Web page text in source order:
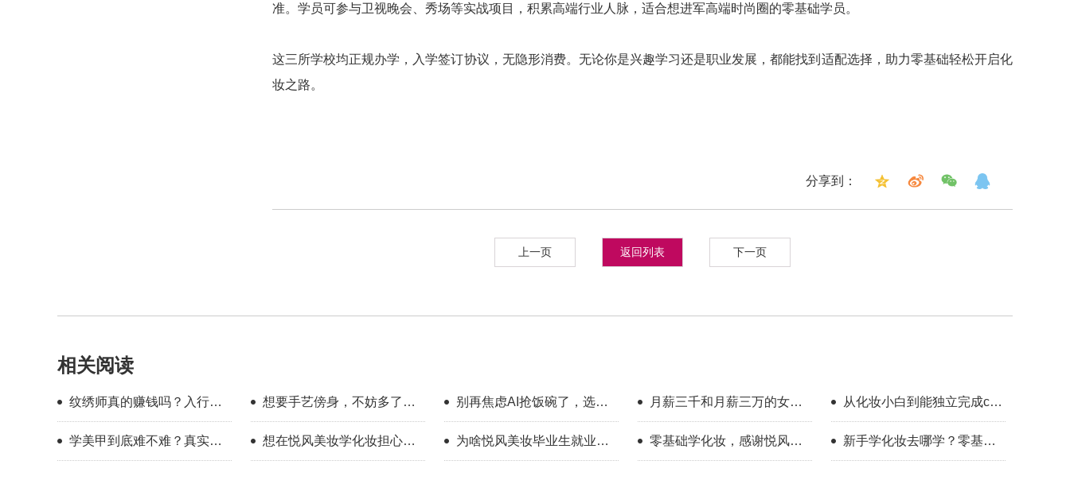
准。学员可参与卫视晚会、秀场等实战项目，积累高端行业人脉，适合想进军高端时尚圈的零基础学员。
这三所学校均正规办学，入学签订协议，无隐形消费。无论你是兴趣学习还是职业发展，都能找到适配选择，助力零基础轻松开启化
妆之路。
分享到：
相关阅读
纹绣师真的赚钱吗？入行半
年的真实感受
想要手艺傍身，不妨多了解
一下美业这个方向
别再焦虑AI抢饭碗了，选对
赛道，普通人照样有出路
月薪三千和月薪三万的女
生，差的是一门可变现的手
艺
从化妆小白到能独立完成cos
全妆，普通人也做得到
学美甲到底难不难？真实经
历告诉你答案
想在悦风美妆学化妆担心班
里人多学不会？
为啥悦风美妆毕业生就业率
高？
零基础学化妆，感谢悦风美
妆让我掌握好技术
新手学化妆去哪学？零基础
入门美妆攻略
上一页 返回列表 下一页